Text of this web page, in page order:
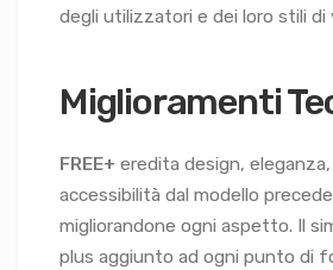
degli utilizzatori e dei loro stili di
Miglioramenti
FREE+ eredita design,
accessibilità dal modello
migliorandone ogni aspetto. Il
plus aggiunto ad ogni punto di